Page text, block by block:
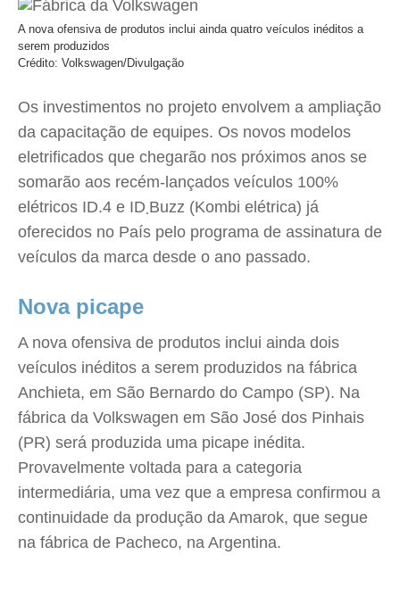
A nova ofensiva de produtos inclui ainda quatro veículos inéditos a
serem produzidos
Crédito: Volkswagen/Divulgação
Os investimentos no projeto envolvem a ampliação
da capacitação de equipes. Os novos modelos
eletrificados que chegarão nos próximos anos se
somarão aos recém-lançados veículos 100%
elétricos ID.4 e ID܂Buzz (Kombi elétrica) já
oferecidos no País pelo programa de assinatura de
veículos da marca desde o ano passado.
Nova picape
A nova ofensiva de produtos inclui ainda dois
veículos inéditos a serem produzidos na fábrica
Anchieta, em São Bernardo do Campo (SP). Na
fábrica da Volkswagen em São José dos Pinhais
(PR) será produzida uma picape inédita.
Provavelmente voltada para a categoria
intermediária, uma vez que a empresa confirmou a
continuidade da produção da Amarok, que segue
na fábrica de Pacheco, na Argentina.